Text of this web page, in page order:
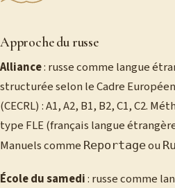
Approche du russe
Alliance: russe comme langue
structurée selon le Cadre
(CECRL) : A1, A2, B1, B2, C1, C2.
type FLE (français langue
Manuels comme Reportageou
École du samedi: russe comme